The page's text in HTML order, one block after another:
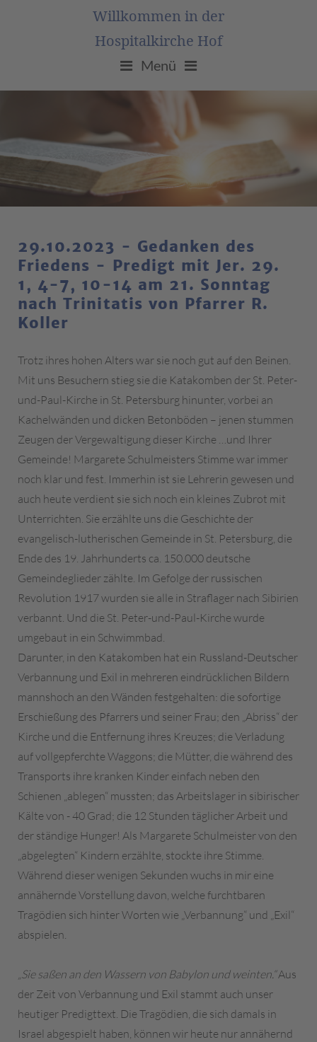
Willkommen in der
Hospitalkirche Hof
Menü
29.10.2023 - Gedanken des
Friedens - Predigt mit Jer. 29.
1, 4-7, 10-14 am 21. Sonntag
nach Trinitatis von Pfarrer R.
Koller
Trotz ihres hohen Alters war sie noch gut auf den Beinen.
Mit uns Besuchern stieg sie die Katakomben der St. Peter-
und-Paul-Kirche in St. Petersburg hinunter, vorbei an
Kachelwänden und dicken Betonböden – jenen stummen
Zeugen der Vergewaltigung dieser Kirche …und Ihrer
Gemeinde! Margarete Schulmeisters Stimme war immer
noch klar und fest. Immerhin ist sie Lehrerin gewesen und
auch heute verdient sie sich noch ein kleines Zubrot mit
Unterrichten. Sie erzählte uns die Geschichte der
evangelisch-lutherischen Gemeinde in St. Petersburg, die
Ende des 19. Jahrhunderts ca. 150.000 deutsche
Gemeindeglieder zählte. Im Gefolge der russischen
Revolution 1917 wurden sie alle in Straflager nach Sibirien
verbannt. Und die St. Peter-und-Paul-Kirche wurde
umgebaut in ein Schwimmbad.
Darunter, in den Katakomben hat ein Russland-Deutscher
Verbannung und Exil in mehreren eindrücklichen Bildern
mannshoch an den Wänden festgehalten: die sofortige
Erschießung des Pfarrers und seiner Frau; den „Abriss“ der
Kirche und die Entfernung ihres Kreuzes; die Verladung
auf vollgepferchte Waggons; die Mütter, die während des
Transports ihre kranken Kinder einfach neben den
Schienen „ablegen“ mussten; das Arbeitslager in sibirischer
Kälte von - 40 Grad; die 12 Stunden täglicher Arbeit und
der ständige Hunger! Als Margarete Schulmeister von den
„abgelegten“ Kindern erzählte, stockte ihre Stimme.
Während dieser wenigen Sekunden wuchs in mir eine
annähernde Vorstellung davon, welche furchtbaren
Tragödien sich hinter Worten wie „Verbannung“ und „Exil“
abspielen.
„Sie saßen an den Wassern von Babylon und weinten.“Aus
der Zeit von Verbannung und Exil stammt auch unser
heutiger Predigttext. Die Tragödien, die sich damals in
Israel abgespielt haben, können wir heute nur annähernd